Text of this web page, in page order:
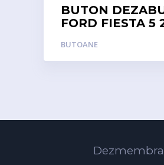
BUTON
FORD FIESTA 5
BUTOANE